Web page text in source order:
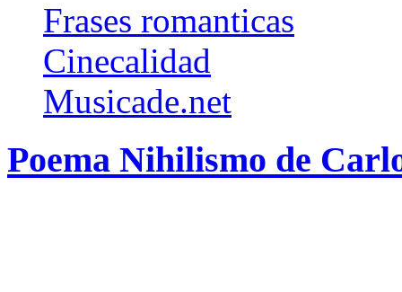
Frases romanticas
Cinecalidad
Musicade.net
Poema Nihilismo de